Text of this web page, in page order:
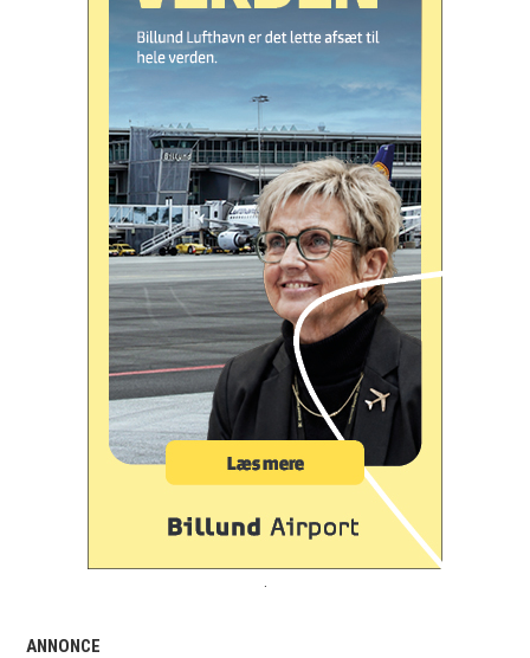
ANNONCE